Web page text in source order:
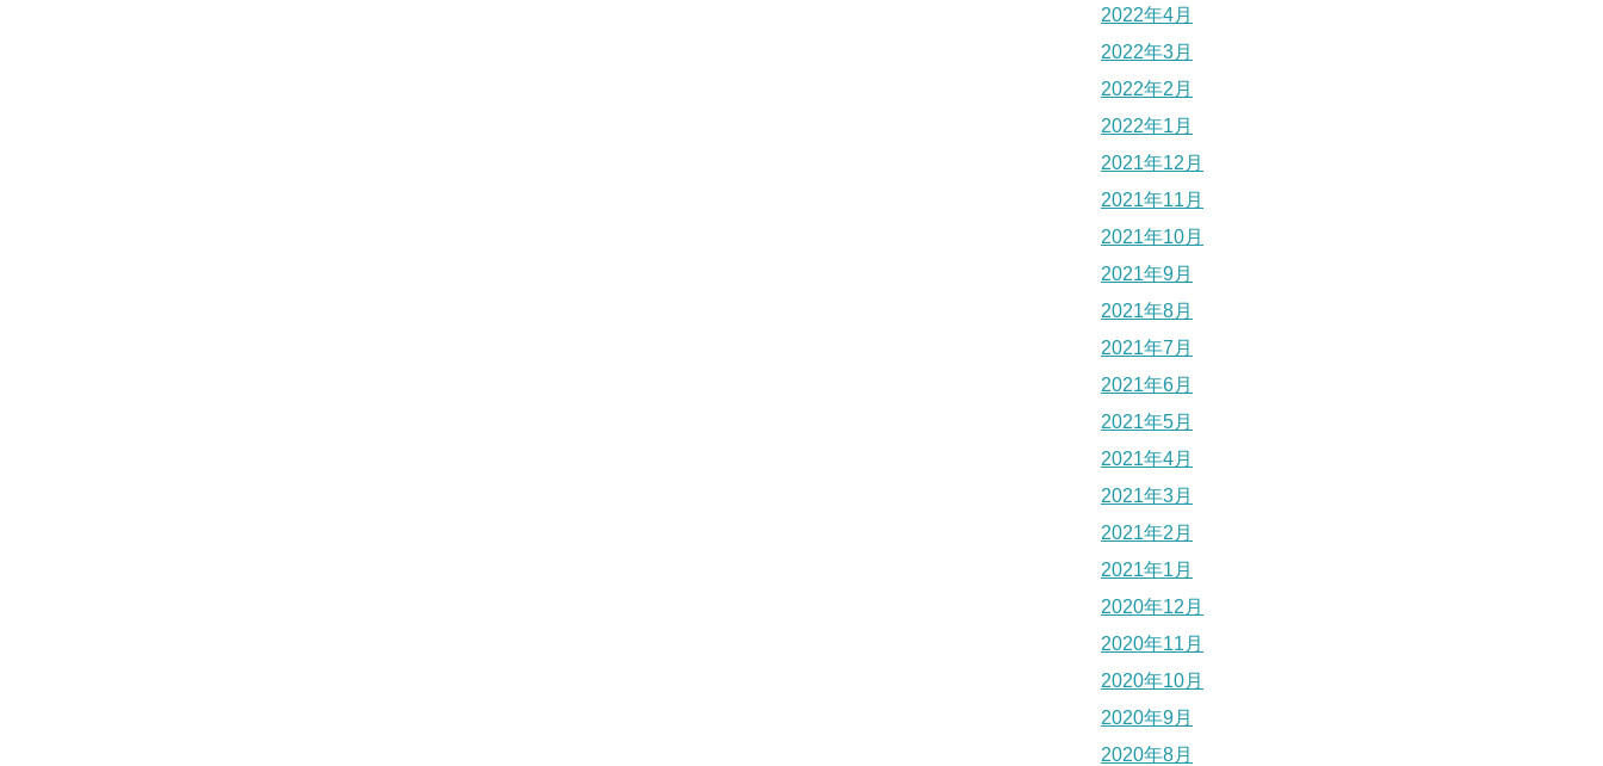
2022年4月
2022年3月
2022年2月
2022年1月
2021年12月
2021年11月
2021年10月
2021年9月
2021年8月
2021年7月
2021年6月
2021年5月
2021年4月
2021年3月
2021年2月
2021年1月
2020年12月
2020年11月
2020年10月
2020年9月
2020年8月